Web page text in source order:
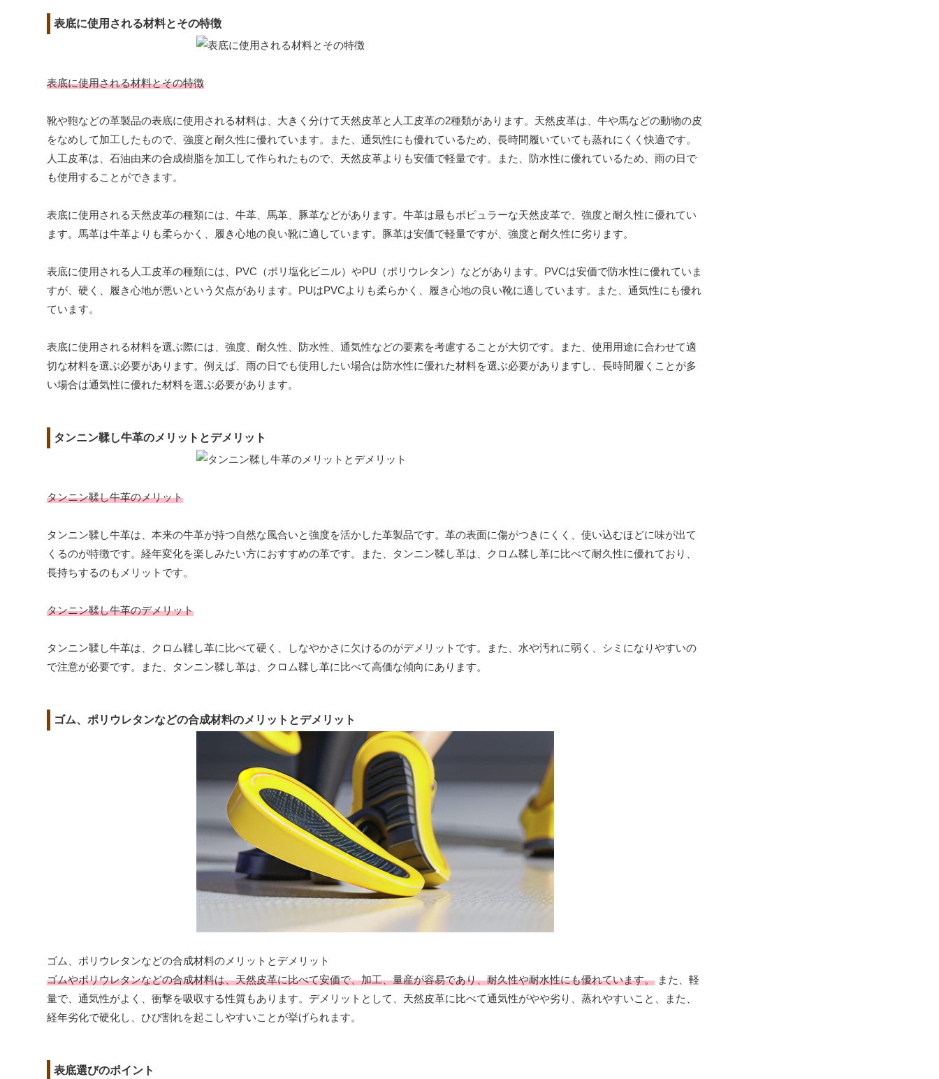
表底に使用される材料とその特徴
表底に使用される材料とその特徴
靴や鞄などの革製品の表底に使用される材料は、大きく分けて天然皮革と人工皮革の2種類があります。天然皮革は、牛や馬などの動物の皮
をなめして加工したもので、強度と耐久性に優れています。また、通気性にも優れているため、長時間履いていても蒸れにくく快適です。
人工皮革は、石油由来の合成樹脂を加工して作られたもので、天然皮革よりも安価で軽量です。また、防水性に優れているため、雨の日で
も使用することができます。
表底に使用される天然皮革の種類には、牛革、馬革、豚革などがあります。牛革は最もポピュラーな天然皮革で、強度と耐久性に優れてい
ます。馬革は牛革よりも柔らかく、履き心地の良い靴に適しています。豚革は安価で軽量ですが、強度と耐久性に劣ります。
表底に使用される人工皮革の種類には、PVC（ポリ塩化ビニル）やPU（ポリウレタン）などがあります。PVCは安価で防水性に優れていま
すが、硬く、履き心地が悪いという欠点があります。PUはPVCよりも柔らかく、履き心地の良い靴に適しています。また、通気性にも優れ
ています。
表底に使用される材料を選ぶ際には、強度、耐久性、防水性、通気性などの要素を考慮することが大切です。また、使用用途に合わせて適
切な材料を選ぶ必要があります。例えば、雨の日でも使用したい場合は防水性に優れた材料を選ぶ必要がありますし、長時間履くことが多
い場合は通気性に優れた材料を選ぶ必要があります。
タンニン鞣し牛革のメリットとデメリット
タンニン鞣し牛革のメリット
タンニン鞣し牛革は、本来の牛革が持つ自然な風合いと強度を活かした革製品です。革の表面に傷がつきにくく、使い込むほどに味が出て
くるのが特徴です。経年変化を楽しみたい方におすすめの革です。また、タンニン鞣し革は、クロム鞣し革に比べて耐久性に優れており、
長持ちするのもメリットです。
タンニン鞣し牛革のデメリット
タンニン鞣し牛革は、クロム鞣し革に比べて硬く、しなやかさに欠けるのがデメリットです。また、水や汚れに弱く、シミになりやすいの
で注意が必要です。また、タンニン鞣し革は、クロム鞣し革に比べて高価な傾向にあります。
ゴム、ポリウレタンなどの合成材料のメリットとデメリット
ゴム、ポリウレタンなどの合成材料のメリットとデメリット
ゴムやポリウレタンなどの合成材料は、天然皮革に比べて安価で、加工、量産が容易であり、耐久性や耐水性にも優れています。 また、軽
量で、通気性がよく、衝撃を吸収する性質もあります。デメリットとして、天然皮革に比べて通気性がやや劣り、蒸れやすいこと、また、
経年劣化で硬化し、ひび割れを起こしやすいことが挙げられます。
表底選びのポイント